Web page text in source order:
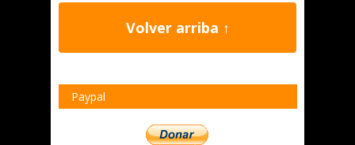
Volver arriba ↑
Paypal